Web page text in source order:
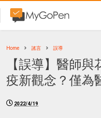
Home 謠言 誤導
【誤導】醫師
疫新觀念？僅為
2022/4/19